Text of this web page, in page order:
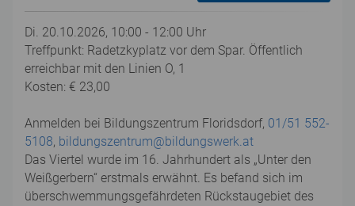
Di. 20.10.2026, 10:00 - 12:00 Uhr
Treffpunkt: Radetzkyplatz vor dem Spar. Öffentlich
erreichbar mit den Linien O, 1
Kosten: € 23,00
Anmelden bei Bildungszentrum Floridsdorf, 01/51 552-
5108, bildungszentrum@bildungswerk.at
Das Viertel wurde im 16. Jahrhundert als „Unter den
Weißgerbern“ erstmals erwähnt. Es befand sich im
überschwemmungsgefährdeten Rückstaugebiet des